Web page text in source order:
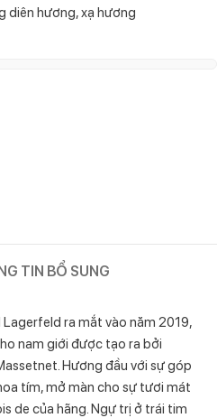
diên hương, xạ hương
TIN BỔ SUNG
ra mắt vào năm 2019,
nam giới được tạo ra bởi
Hương đầu với sự góp
tím, mở màn cho sự tươi mát
de của hãng. Ngự trị ở trái tim